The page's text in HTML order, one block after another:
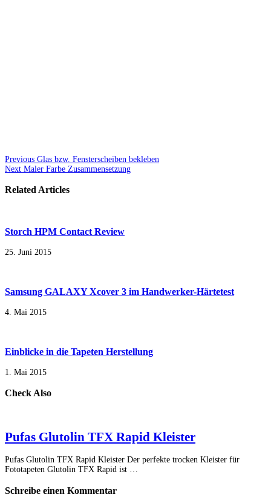
Previous Glas bzw. Fensterscheiben bekleben
Next Maler Farbe Zusammensetzung
Related Articles
Storch HPM Contact Review
25. Juni 2015
Samsung GALAXY Xcover 3 im Handwerker-Härtetest
4. Mai 2015
Einblicke in die Tapeten Herstellung
1. Mai 2015
Check Also
Pufas Glutolin TFX Rapid Kleister
Pufas Glutolin TFX Rapid Kleister Der perfekte trocken Kleister für
Fototapeten Glutolin TFX Rapid ist …
Schreibe einen Kommentar